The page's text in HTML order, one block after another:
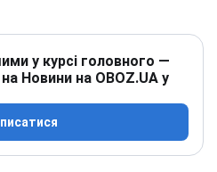
у курсі головного —
Новини на OBOZ.UA у